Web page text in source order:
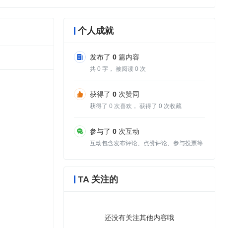
个人成就
发布了 0 篇内容
共 0 字， 被阅读 0 次
获得了 0 次赞同
获得了 0 次喜欢， 获得了 0 次收藏
参与了 0 次互动
互动包含发布评论、点赞评论、参与投票等
TA 关注的
还没有关注其他内容哦